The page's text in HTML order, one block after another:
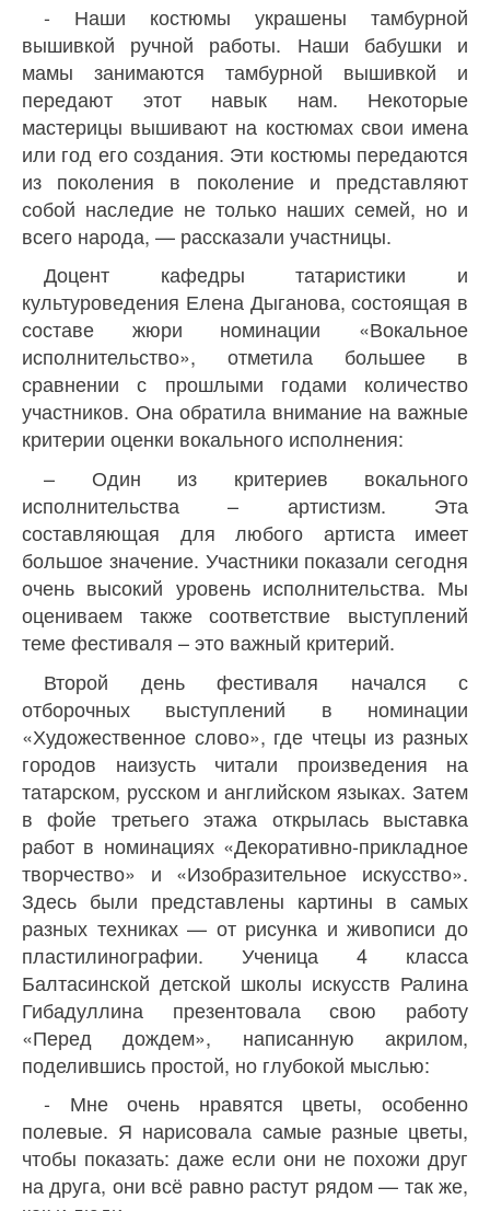
- Наши костюмы украшены тамбурной
вышивкой ручной работы. Наши бабушки и
мамы занимаются тамбурной вышивкой и
передают этот навык нам. Некоторые
мастерицы вышивают на костюмах свои имена
или год его создания. Эти костюмы передаются
из поколения в поколение и представляют
собой наследие не только наших семей, но и
всего народа, — рассказали участницы.
Доцент кафедры татаристики и
культуроведения Елена Дыганова, состоящая в
составе жюри номинации «Вокальное
исполнительство», отметила большее в
сравнении с прошлыми годами количество
участников. Она обратила внимание на важные
критерии оценки вокального исполнения:
– Один из критериев вокального
исполнительства – артистизм. Эта
составляющая для любого артиста имеет
большое значение. Участники показали сегодня
очень высокий уровень исполнительства. Мы
оцениваем также соответствие выступлений
теме фестиваля – это важный критерий.
Второй день фестиваля начался с
отборочных выступлений в номинации
«Художественное слово», где чтецы из разных
городов наизусть читали произведения на
татарском, русском и английском языках. Затем
в фойе третьего этажа открылась выставка
работ в номинациях «Декоративно-прикладное
творчество» и «Изобразительное искусство».
Здесь были представлены картины в самых
разных техниках — от рисунка и живописи до
пластилинографии. Ученица 4 класса
Балтасинской детской школы искусств Ралина
Гибадуллина презентовала свою работу
«Перед дождем», написанную акрилом,
поделившись простой, но глубокой мыслью:
- Мне очень нравятся цветы, особенно
полевые. Я нарисовала самые разные цветы,
чтобы показать: даже если они не похожи друг
на друга, они всё равно растут рядом — так же,